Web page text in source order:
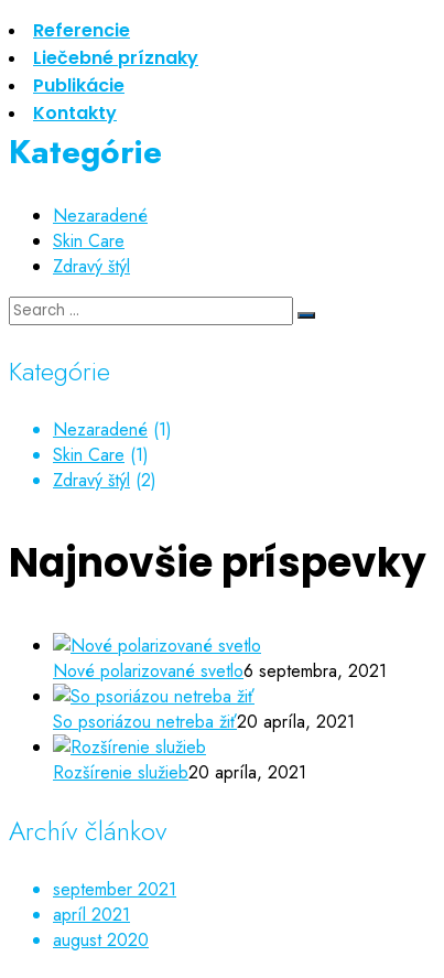
Referencie
Liečebné príznaky
Publikácie
Kontakty
september 2021
apríl 2021
august 2020
Kategórie
Nezaradené
Skin Care
Zdravý štýl
Kategórie
Nezaradené (1)
Skin Care (1)
Zdravý štýl (2)
Najnovšie príspevky
Nové polarizované svetlo6 septembra, 2021
So psoriázou netreba žiť20 apríla, 2021
Rozšírenie služieb20 apríla, 2021
Archív článkov
september 2021
apríl 2021
august 2020